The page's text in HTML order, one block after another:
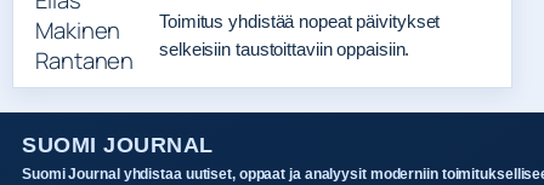
Toimitus yhdistää nopeat päivitykset
selkeisiin taustoittaviin oppaisiin.
SUOMI JOURNAL
Suomi Journal yhdistaa uutiset, oppaat ja analyysit moderniin